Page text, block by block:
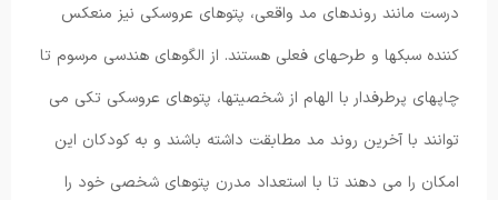
درست مانند روندهای مد واقعی، پتوهای عروسکی نیز منعکس
کننده سبکها و طرحهای فعلی هستند. از الگوهای هندسی مرسوم تا
چاپهای پرطرفدار با الهام از شخصیتها، پتوهای عروسکی تکی می
توانند با آخرین روند مد مطابقت داشته باشند و به کودکان این
امکان را می دهند تا با استعداد مدرن پتوهای شخصی خود را